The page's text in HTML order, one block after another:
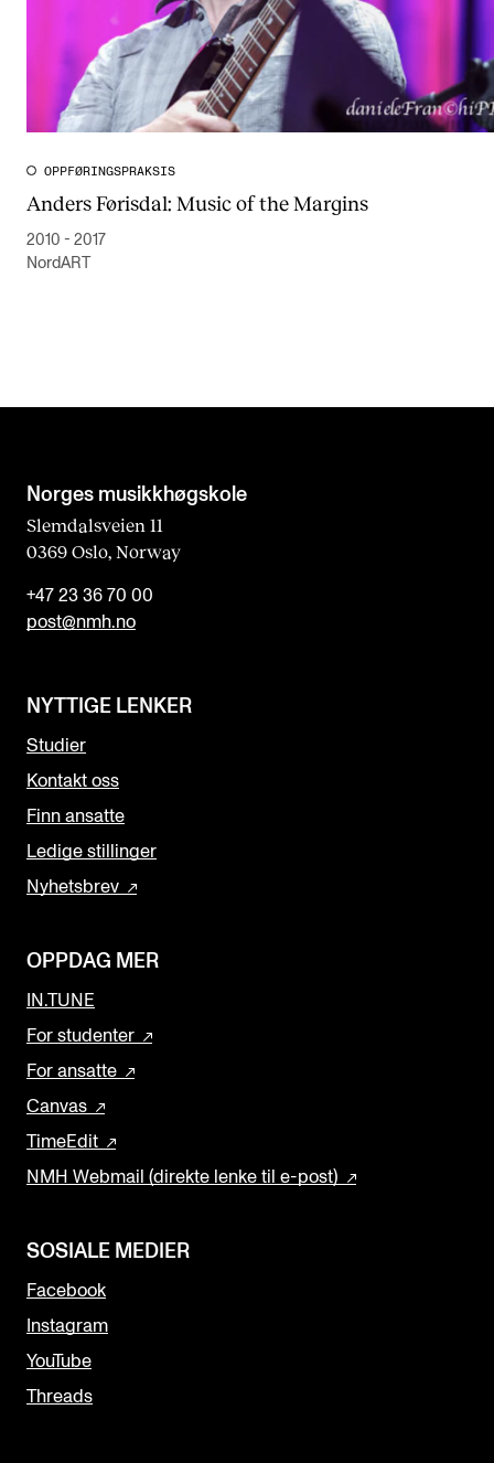
OPPFØRINGSPRAKSIS
Anders Førisdal: Music of the Margins
2010 - 2017
NordART
Norges musikk­høgskole
Slemdalsveien 11
0369 Oslo, Norway
+47 23 36 70 00
post@nmh.no
NYTTIGE LENKER
Studier
Kontakt oss
Finn ansatte
Ledige stillinger
Nyhetsbrev
OPPDAG MER
IN.TUNE
For studenter
For ansatte
Canvas
TimeEdit
NMH Webmail (direkte lenke til e-post)
SOSIALE MEDIER
Facebook
Instagram
YouTube
Threads